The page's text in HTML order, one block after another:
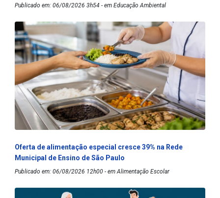
Publicado em: 06/08/2026 3h54 - em Educação Ambiental
Oferta de alimentação especial cresce 39% na Rede
Municipal de Ensino de São Paulo
Publicado em: 06/08/2026 12h00 - em Alimentação Escolar